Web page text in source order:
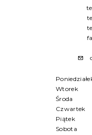
Wtorek
Środa
Czwartek
Piątek
Sobota